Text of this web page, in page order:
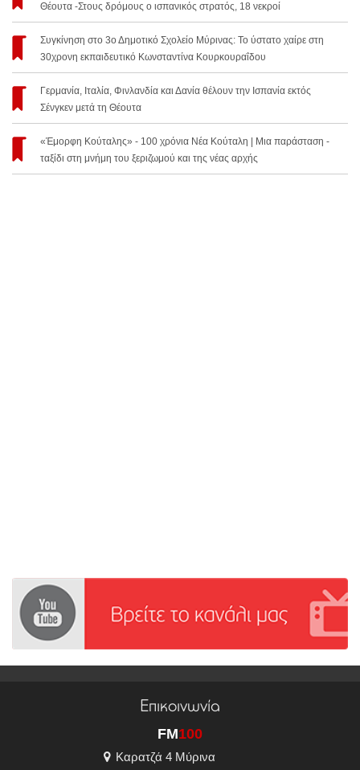
Θέουτα -Στους δρόμους ο ισπανικός στρατός, 18 νεκροί
Συγκίνηση στο 3ο Δημοτικό Σχολείο Μύρινας: Το ύστατο χαίρε στη
30χρονη εκπαιδευτικό Κωνσταντίνα Κουρκουραΐδου
Γερμανία, Ιταλία, Φινλανδία και Δανία θέλουν την Ισπανία εκτός
Σένγκεν μετά τη Θέουτα
«Έμορφη Κούταλης» - 100 χρόνια Νέα Κούταλη | Μια παράσταση -
ταξίδι στη μνήμη του ξεριζωμού και της νέας αρχής
Επικοινωνία
FM100
Καρατζά 4 Μύρινα